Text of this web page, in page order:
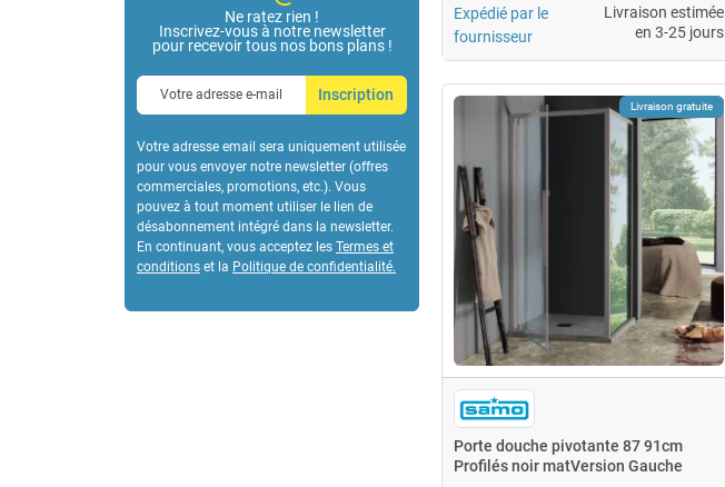
Ne ratez rien !
Inscrivez-vous à notre newsletter
pour recevoir tous nos bons plans !
Inscription
Votre adresse email sera uniquement utilisée
pour vous envoyer notre newsletter (offres
commerciales, promotions, etc.). Vous
pouvez à tout moment utiliser le lien de
désabonnement intégré dans la newsletter.
En continuant, vous acceptez les Termes et
conditions et la Politique de confidentialité.
Expédié par le
fournisseur
Livraison estimée
en 3-25 jours
Livraison gratuite
Porte douche pivotante 87 91cm
Profilés noir matVersion Gauche